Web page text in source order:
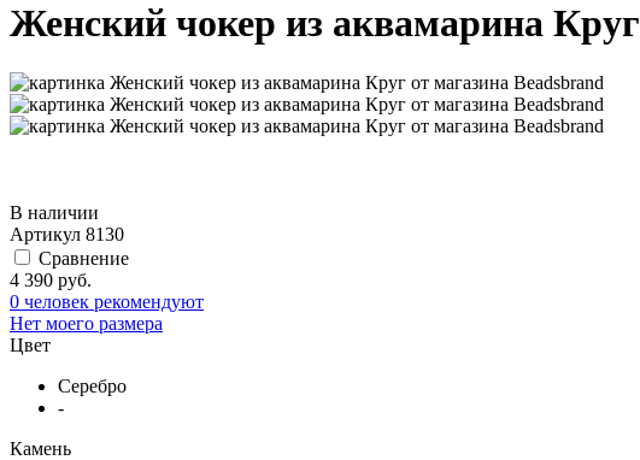
Женский чокер из аквамарина Круг
В наличии
Артикул 8130
Сравнение
4 390 руб.
0 человек рекомендуют
Нет моего размера
Цвет
Серебро
-
Камень